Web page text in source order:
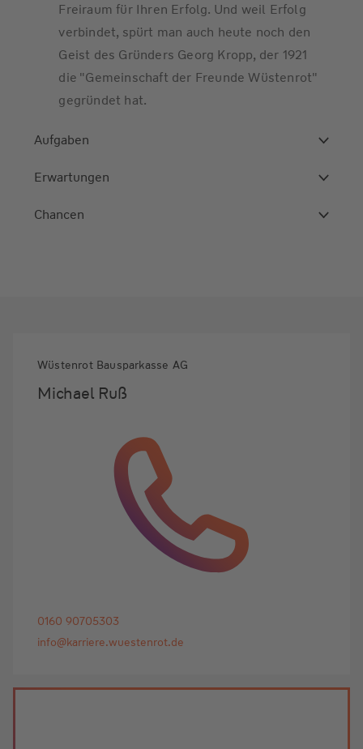
Freiraum für Ihren Erfolg. Und weil Erfolg
verbindet, spürt man auch heute noch den
Geist des Gründers Georg Kropp, der 1921
die "Gemeinschaft der Freunde Wüstenrot"
gegründet hat.
Aufgaben
Erwartungen
Chancen
Wüstenrot Bausparkasse AG
Michael Ruß
0160 90705303
info@karriere.wuestenrot.de